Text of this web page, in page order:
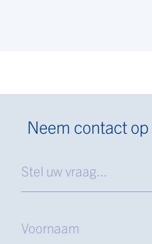
Neem contact